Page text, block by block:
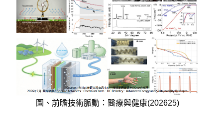
圖、前瞻技術脈動：醫療與健康(202625)